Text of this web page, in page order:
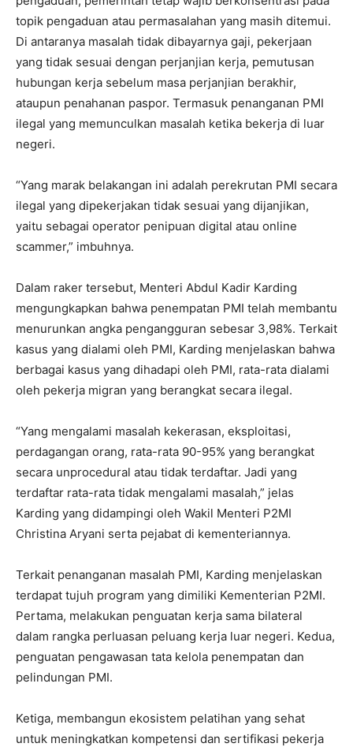
topik pengaduan atau permasalahan yang masih ditemui.
Di antaranya masalah tidak dibayarnya gaji, pekerjaan
yang tidak sesuai dengan perjanjian kerja, pemutusan
hubungan kerja sebelum masa perjanjian berakhir,
ataupun penahanan paspor. Termasuk penanganan PMI
ilegal yang memunculkan masalah ketika bekerja di luar
negeri.
“Yang marak belakangan ini adalah perekrutan PMI secara
ilegal yang dipekerjakan tidak sesuai yang dijanjikan,
yaitu sebagai operator penipuan digital atau online
scammer,” imbuhnya.
Dalam raker tersebut, Menteri Abdul Kadir Karding
mengungkapkan bahwa penempatan PMI telah membantu
menurunkan angka pengangguran sebesar 3,98%. Terkait
kasus yang dialami oleh PMI, Karding menjelaskan bahwa
berbagai kasus yang dihadapi oleh PMI, rata-rata dialami
oleh pekerja migran yang berangkat secara ilegal.
“Yang mengalami masalah kekerasan, eksploitasi,
perdagangan orang, rata-rata 90-95% yang berangkat
secara unprocedural atau tidak terdaftar. Jadi yang
terdaftar rata-rata tidak mengalami masalah,” jelas
Karding yang didampingi oleh Wakil Menteri P2MI
Christina Aryani serta pejabat di kementeriannya.
Terkait penanganan masalah PMI, Karding menjelaskan
terdapat tujuh program yang dimiliki Kementerian P2MI.
Pertama, melakukan penguatan kerja sama bilateral
dalam rangka perluasan peluang kerja luar negeri. Kedua,
penguatan pengawasan tata kelola penempatan dan
pelindungan PMI.
Ketiga, membangun ekosistem pelatihan yang sehat
untuk meningkatkan kompetensi dan sertifikasi pekerja